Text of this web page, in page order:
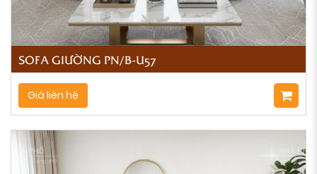
SOFA GIƯỜNG PN/B-U57
Giá liên hệ